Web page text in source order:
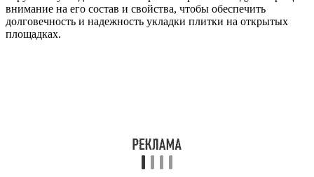
внимание на его состав и свойства, чтобы обеспечить
долговечность и надежность укладки плитки на открытых
площадках.